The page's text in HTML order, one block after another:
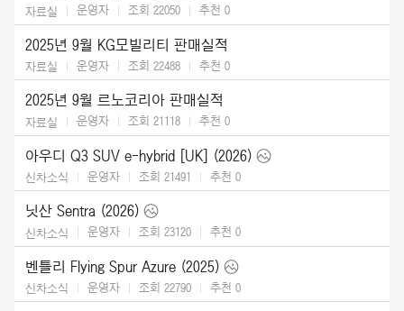
자료실 운영자 조회 22050 추천 0
2025년 9월 KG모빌리티 판매실적
자료실 운영자 조회 22488 추천 0
2025년 9월 르노코리아 판매실적
자료실 운영자 조회 21118 추천 0
아우디 Q3 SUV e-hybrid [UK] (2026)
신차소식 운영자 조회 21491 추천 0
닛산 Sentra (2026)
신차소식 운영자 조회 23120 추천 0
벤틀리 Flying Spur Azure (2025)
신차소식 운영자 조회 22790 추천 0